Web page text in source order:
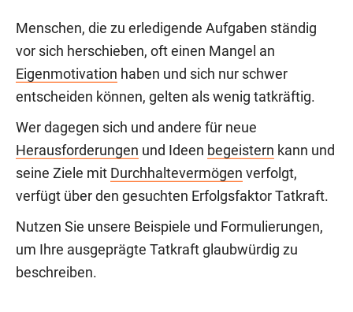
Menschen, die zu erledigende Aufgaben ständig
vor sich herschieben, oft einen Mangel an
Eigenmotivation haben und sich nur schwer
entscheiden können, gelten als wenig tatkräftig.
Wer dagegen sich und andere für neue
Herausforderungen und Ideen begeistern kann und
seine Ziele mit Durchhaltevermögen verfolgt,
verfügt über den gesuchten Erfolgsfaktor Tatkraft.
Nutzen Sie unsere Beispiele und Formulierungen,
um Ihre ausgeprägte Tatkraft glaubwürdig zu
beschreiben.